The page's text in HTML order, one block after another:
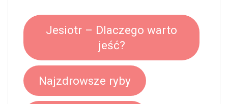
Jesiotr – Dlaczego warto
jeść?
Najzdrowsze ryby